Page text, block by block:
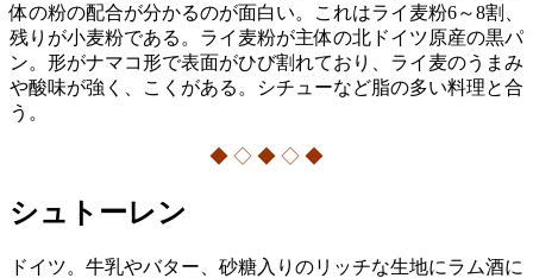
体の粉の配合が分かるのが面白い。これはライ麦粉6～8割、
残りが小麦粉である。ライ麦粉が主体の北ドイツ原産の黒パ
ン。形がナマコ形で表面がひび割れており、ライ麦のうまみ
や酸味が強く、こくがある。シチューなど脂の多い料理と合
う。
◆ ◇ ◆ ◇ ◆
シュトーレン
ドイツ。牛乳やバター、砂糖入りのリッチな生地にラム酒に